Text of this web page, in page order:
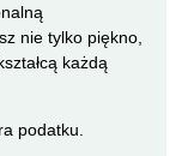
nie tylko piękno,
każdą
podatku.